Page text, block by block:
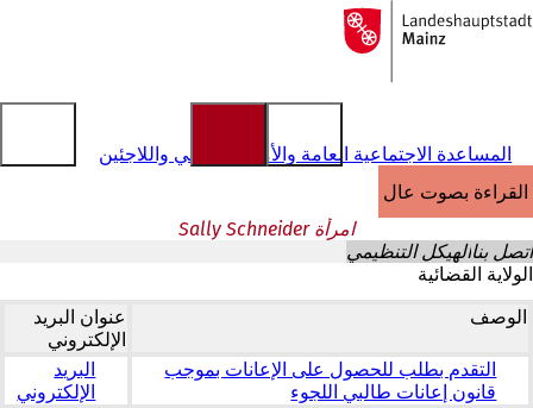
الانتقال إلى المحتوى
إلى
الصفحة
المساعدة الاجتماعية العامة والأمن الأساسي واللاجئين
القراءة بصوت عالٍ
امرأة Sally Schneider
اتصل بناالهيكل التنظيمي
الولاية القضائية
الوصف
عنوان البريد
الإلكتروني
التقدم بطلب للحصول على الإعانات بموجب
قانون إعانات طالبي اللجوء
البريد
الإلكتروني